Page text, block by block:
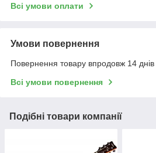
Всі умови оплати
Умови повернення
Повернення товару впродовж 14
Всі умови повернення
Подібні товари компанії